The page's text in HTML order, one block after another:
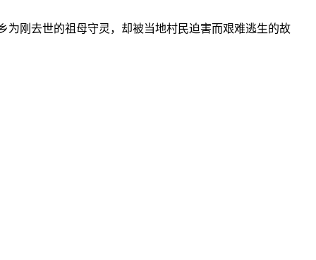
为刚去世的祖母守灵，却被当地村民迫害而艰难逃生的故